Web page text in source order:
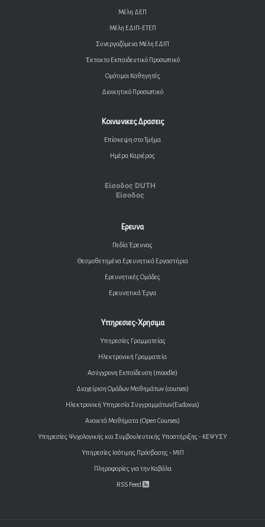
Μέλη ΔΕΠ
Μέλη ΕΔΙΠ-ΕΤΕΠ
Συνεργαζόμενα Μέλη ΕΔΙΠ
Έκτακτο Εκπαιδευτικό Προσωπικό
Ομότιμοι Καθηγητές
Διοικητικό Προσωπικό
Κοινωνικες Δρασεις
Επίσκεψη στο Τμήμα
Ημέρα Καριέρας
Είσοδος DUTH
Είσοδος
Ερευνα
Πεδία Έρευνας
Θεσμοθετημένα Ερευνητικά Εργαστήρια
Ερευνητικές Ομάδες
Ερευνητικά Έργα
Υπηρεσιες-Χρησιμα
Υπηρεσίες Γραμματείας
Ηλεκτρονική Γραμματεία
Ασύγχρονη Εκπαίδευση (moodle)
Διαχείριση Ομάδων Μαθημάτων (courses)
Ηλεκτρονική Υπηρεσία Συγγραμμάτων(Eudoxus)
Ανοικτά Μαθήματα (Open Courses)
Υπηρεσίες Ψυχολογικής και Συμβουλευτικής Υποστήριξης - ΚΕΨΥΣΥ
Υπηρεσίες Ισότιμης Πρόσβασης - ΜΙΠ
Πληροφορίες για την Καβάλα
RSS Feed